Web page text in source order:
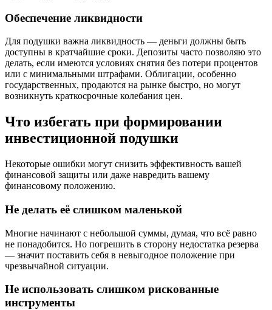
Обеспечение ликвидности
Для подушки важна ликвидность — деньги должны быть
доступны в кратчайшие сроки. Депозиты часто позволяю это
делать, если имеются условиях снятия без потери процентов
или с минимальными штрафами. Облигации, особенно
государственных, продаются на рынке быстро, но могут
возникнуть краткосрочные колебания цен.
Что избегать при формировании
инвестиционной подушки
Некоторые ошибки могут снизить эффективность вашей
финансовой защиты или даже навредить вашему
финансοвому положению.
Не делать её слишком маленькой
Многие начинают с небольшой суммы, думая, что всё равно
не понадобится. Но погрешить в сторону недостатка резерва
— значит поставить себя в невыгодное положение при
чрезвычайной ситуации.
Не использовать слишком рискованные
инструменты